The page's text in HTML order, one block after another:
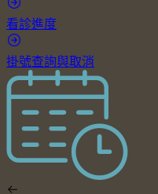
看診進度
掛號查詢與取消